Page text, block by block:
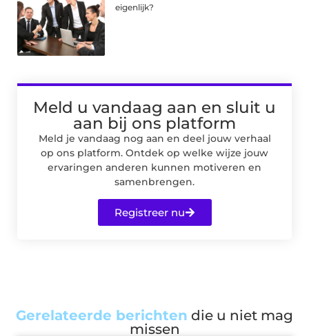
eigenlijk?
Meld u vandaag aan en sluit u
aan bij ons platform
Meld je vandaag nog aan en deel jouw verhaal
op ons platform. Ontdek op welke wijze jouw
ervaringen anderen kunnen motiveren en
samenbrengen.
Registreer nu
Gerelateerde berichten die u niet mag
missen